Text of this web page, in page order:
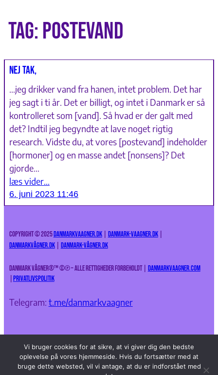
Tag: Postevand
Nej tak,
…jeg drikker vand fra hanen, intet problem. Det har
jeg sagt i ti år. Det er billigt, og intet i Danmark er så
kontrolleret som [vand]. Så hvad er der galt med
det? Indtil jeg begyndte at lave noget rigtig
research. Vidste du, at vores [postevand] indeholder
[hormoner] og en masse andet [nonsens]? Det
gjorde…
læs vider…
6. juni 2023 11:46
Copyright © 2025DanmarkVaagner.dk| Danmark-Vaagner.dk|
DanmarkVågner.dk| Danmark-Vågner.dk
Danmark Vågner®™©℗ – Alle rettigheder forbeholdt | danmarkvaagner.com
Privatlivspolitik
Telegram: t.me/danmarkvaagner
Vi bruger cookies for at sikre, at vi giver dig den bedste
oplevelse på vores hjemmeside. Hvis du fortsætter med at
bruge dette websted, vil vi antage, at du er indforstået med